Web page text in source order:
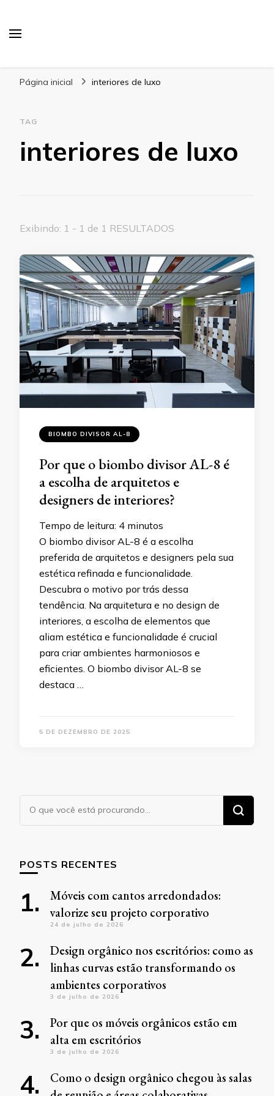
Página inicial interiores de luxo
TAG
interiores de luxo
Exibindo: 1 - 1 de 1 RESULTADOS
BIOMBO DIVISOR AL-8
Por que o biombo divisor AL-8 é
a escolha de arquitetos e
designers de interiores?
Tempo de leitura: 4 minutos
O biombo divisor AL-8 é a escolha
preferida de arquitetos e designers pela sua
estética refinada e funcionalidade.
Descubra o motivo por trás dessa
tendência. Na arquitetura e no design de
interiores, a escolha de elementos que
aliam estética e funcionalidade é crucial
para criar ambientes harmoniosos e
eficientes. O biombo divisor AL-8 se
destaca …
5 DE DEZEMBRO DE 2025
Procurando
POSTS RECENTES
Móveis com cantos arredondados:
valorize seu projeto corporativo
24 de julho de 2026
Design orgânico nos escritórios: como as
linhas curvas estão transformando os
ambientes corporativos
3 de julho de 2026
Por que os móveis orgânicos estão em
alta em escritórios
3 de julho de 2026
Como o design orgânico chegou às salas